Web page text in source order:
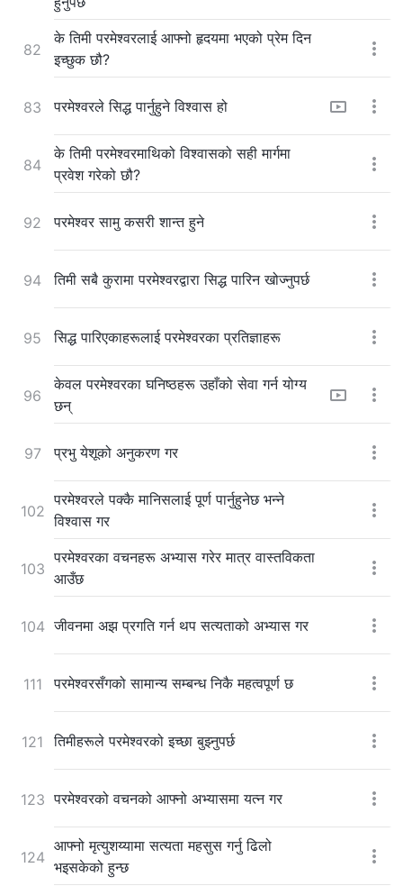
82
के तिमी परमेश्‍वरलाई आफ्नो हृदयमा भएको प्रेम दिन
इच्छुक छौ?
83 परमेश्‍वरले सिद्ध पार्नुहुने विश्‍वास हो
84
के तिमी परमेश्‍वरमाथिको विश्‍वासको सही मार्गमा
प्रवेश गरेको छौ?
92 परमेश्‍वर सामु कसरी शान्त हुने
94 तिमी सबै कुरामा परमेश्‍वरद्वारा सिद्ध पारिन खोज्नुपर्छ
95 सिद्ध पारिएकाहरूलाई परमेश्‍वरका प्रतिज्ञाहरू
96
केवल परमेश्‍वरका घनिष्ठहरू उहाँको सेवा गर्न योग्य
छन्
97 प्रभु येशूको अनुकरण गर
102
परमेश्‍वरले पक्कै मानिसलाई पूर्ण पार्नुहुनेछ भन्ने
विश्‍वास गर
103
परमेश्‍वरका वचनहरू अभ्यास गरेर मात्र वास्तविकता
आउँछ
104 जीवनमा अझ प्रगति गर्न थप सत्यताको अभ्यास गर
111 परमेश्‍वरसँगको सामान्य सम्बन्ध निकै महत्वपूर्ण छ
121 तिमीहरूले परमेश्‍वरको इच्छा बुझ्नुपर्छ
123 परमेश्‍वरको वचनको आफ्नो अभ्यासमा यत्न गर
124
आफ्नो मृत्युशय्यामा सत्यता महसुस गर्नु ढिलो
भइसकेको हुन्छ